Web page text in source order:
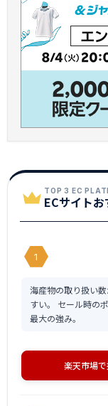
TOP 3 EC
ECサイト
1
海産物の取り扱い
すい。 セール時の
最大の強み。
楽天市場